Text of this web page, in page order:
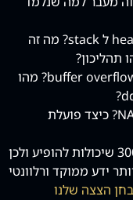
מערכות הפעלה – מה ההבדל בין heap ל stack? מה זה
תהליכון?
מתקפות סייבר – כיצד ניתן למנוע buffer overflow? מהו
רשתות – מהו השימוש של טבלת NAT? כיצד פועלת
קחו בחשבון שזה רק כמה שאלות מתוך 300 שיכולות להופיע ולכן
ידע ממוקד ורלוונטי
הצצה שלנו